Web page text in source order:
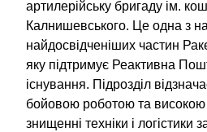
артилерійську бригаду ім.
Калнишевського. Це одна з
найдосвідченіших частин
яку підтримує Реактивна
існування. Підрозділ
бойовою роботою та високою
знищенні техніки і логістики